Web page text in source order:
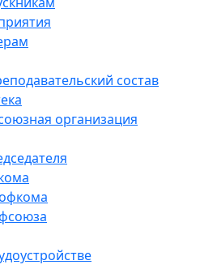
состав
организация